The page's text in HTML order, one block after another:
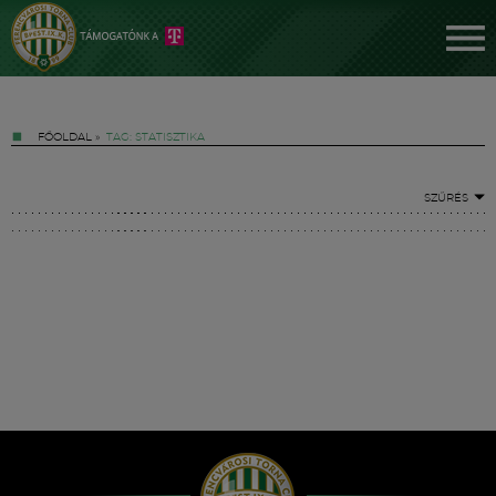
FŐOLDAL » TAG: STATISZTIKA
SZŰRÉS
Hírek